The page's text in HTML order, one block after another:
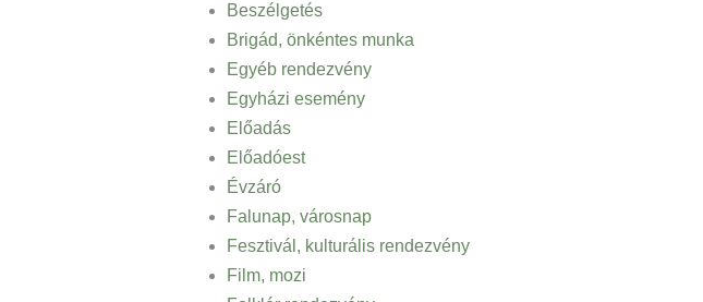
Beszélgetés
Brigád, önkéntes munka
Egyéb rendezvény
Egyházi esemény
Előadás
Előadóest
Évzáró
Falunap, városnap
Fesztivál, kulturális rendezvény
Film, mozi